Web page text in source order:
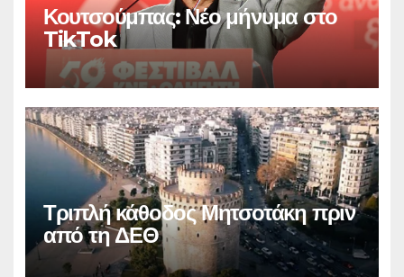
Κουτσούμπας: Νέο μήνυμα στο
TikTok
Τριπλή κάθοδος Μητσοτάκη πριν
από τη ΔΕΘ